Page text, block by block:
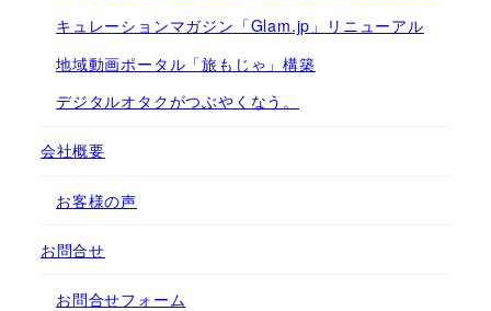
キュレーションマガジン「Glam.jp」リニューアル
地域動画ポータル「旅もじゃ」構築
デジタルオタクがつぶやくなう。
会社概要
お客様の声
お問合せ
お問合せフォーム